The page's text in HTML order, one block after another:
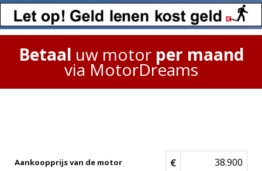
Betaal uw motor per maand
via MotorDreams
Aankoopprijs van de motor €